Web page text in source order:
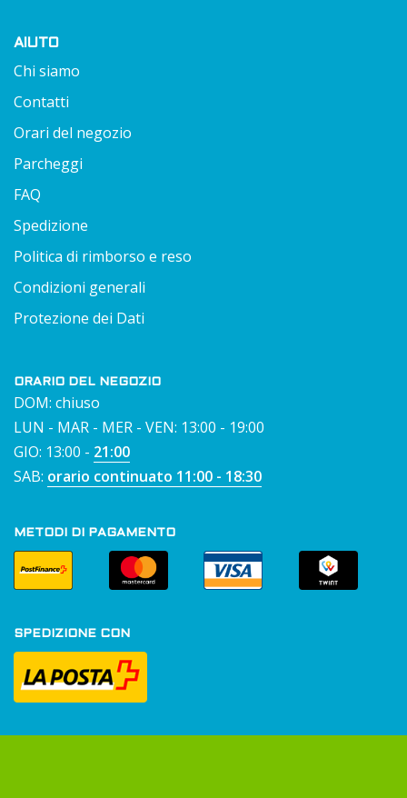
AIUTO
Chi siamo
Contatti
Orari del negozio
Parcheggi
FAQ
Spedizione
Politica di rimborso e reso
Condizioni generali
Protezione dei Dati
ORARIO DEL NEGOZIO
DOM: chiuso
LUN - MAR - MER - VEN: 13:00 - 19:00
GIO: 13:00 - 21:00
SAB: orario continuato 11:00 - 18:30
METODI DI PAGAMENTO
SPEDIZIONE CON